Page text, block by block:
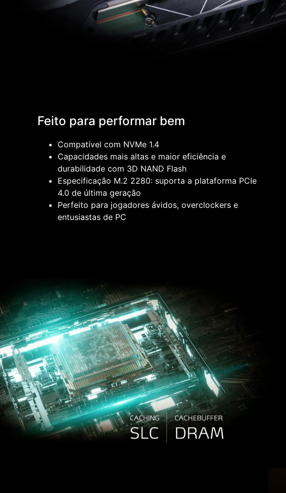
Feito para performar bem
Compatível com NVMe 1.4
Capacidades mais altas e maior eficiência e
durabilidade com 3D NAND Flash
Especificação M.2 2280: suporta a plataforma PCIe
4.0 de última geração
Perfeito para jogadores ávidos, overclockers e
entusiastas de PC